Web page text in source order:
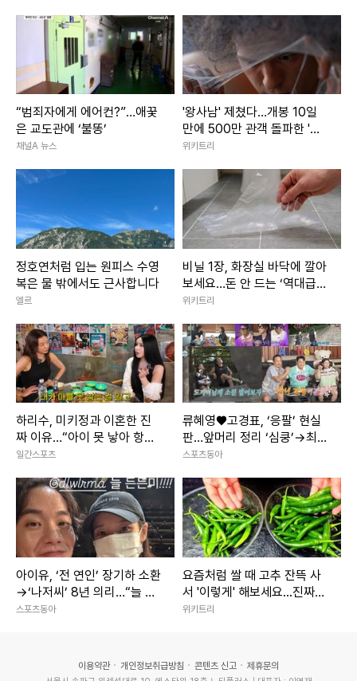
“범죄자에게 에어컨?”…애꿎
은 교도관에 ‘불똥’
채널A 뉴스
'왕사남' 제쳤다…개봉 10일
만에 500만 관객 돌파한 '대
작 영화'
위키트리
정호연처럼 입는 원피스 수영
복은 물 밖에서도 근사합니다
엘르
비닐 1장, 화장실 바닥에 깔아
보세요…돈 안 드는 ‘역대급
꼼수’ 발견
위키트리
하리수, 미키정과 이혼한 진
짜 이유…“아이 못 낳아 항상
미안했다”
일간스포츠
류혜영♥고경표, ‘응팔’ 현실
판…앞머리 정리 ‘심쿵’→최고
7.8% (나혼산)
스포츠동아
아이유, ‘전 연인’ 장기하 소환
→‘나저씨’ 8년 의리…“늘 든
든” [SD톡톡]
스포츠동아
요즘처럼 쌀 때 고추 잔뜩 사
서 '이렇게' 해보세요...진짜
'밥도둑'이라 인정합니다
위키트리
이용약관 개인정보취급방침 콘텐츠 신고 제휴문의